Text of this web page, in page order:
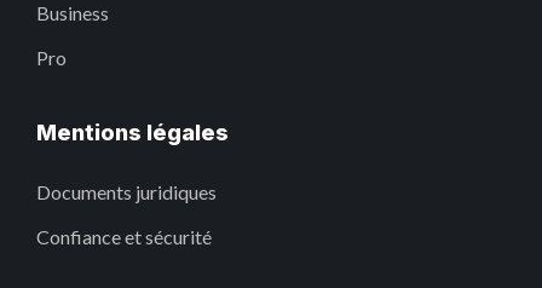
Business
Pro
Mentions légales
Documents juridiques
Confiance et sécurité